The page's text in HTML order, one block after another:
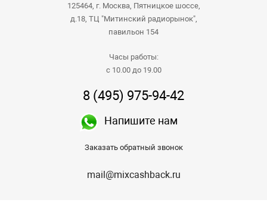
125464, г. Москва, Пятницкое шоссе,
д.18, ТЦ "Митинский радиорынок",
павильон 154
Часы работы:
с 10.00 до 19.00
8 (495) 975-94-42
Напишите нам
Заказать обратный звонок
mail@mixcashback.ru